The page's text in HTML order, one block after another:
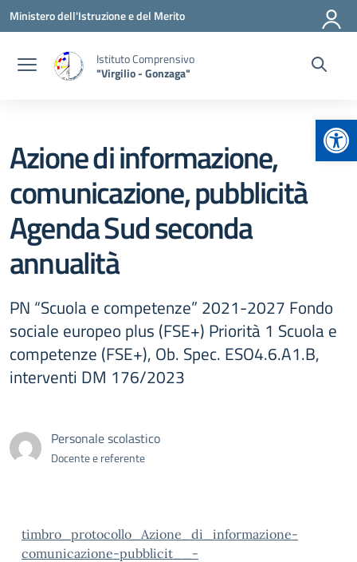
Vai ai contenuti
Vai al menu di navigazione
Vai al footer
Ministero dell'Istruzione e del Merito
Istituto Comprensivo
"Virgilio - Gonzaga"
Azione di informazione,
comunicazione, pubblicità
Agenda Sud seconda
annualità
PN “Scuola e competenze” 2021-2027 Fondo
sociale europeo plus (FSE+) Priorità 1 Scuola e
competenze (FSE+), Ob. Spec. ESO4.6.A1.B,
interventi DM 176/2023
Personale scolastico
Docente e referente
timbro_protocollo_Azione_di_informazione-
comunicazione-pubblicit__-